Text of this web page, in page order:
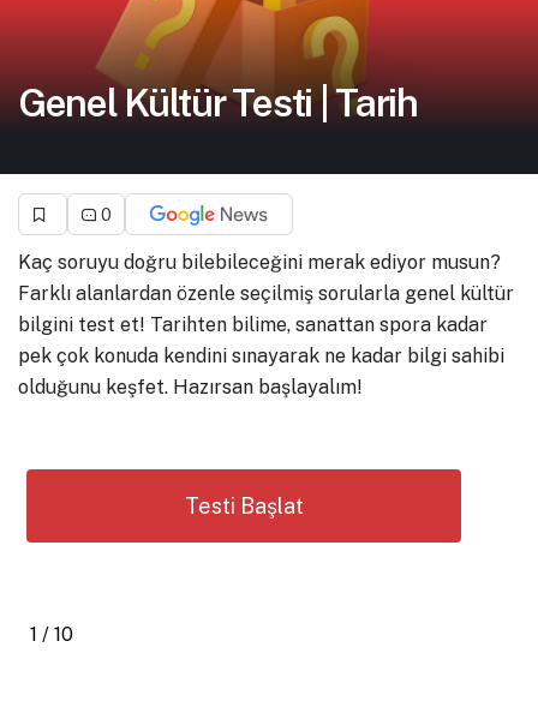
Genel Kültür Testi | Tarih
0
Kaç soruyu doğru bilebileceğini merak ediyor musun?
Farklı alanlardan özenle seçilmiş sorularla genel kültür
bilgini test et! Tarihten bilime, sanattan spora kadar
pek çok konuda kendini sınayarak ne kadar bilgi sahibi
olduğunu keşfet. Hazırsan başlayalım!
1 / 10